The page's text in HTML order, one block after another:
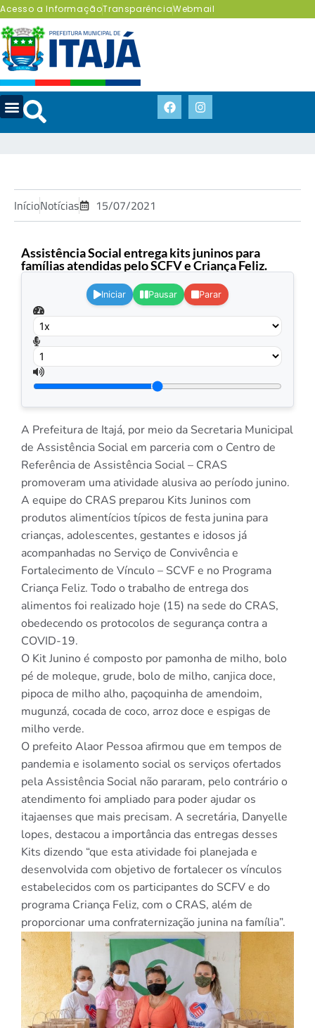
Acesso a InformaçãoTransparênciaWebmail
InícioNotícias 15/07/2021
Assistência Social entrega kits juninos para
famílias atendidas pelo SCFV e Criança Feliz.
Iniciar Pausar Parar
A Prefeitura de Itajá, por meio da Secretaria Municipal
de Assistência Social em parceria com o Centro de
Referência de Assistência Social – CRAS
promoveram uma atividade alusiva ao período junino.
A equipe do CRAS preparou Kits Juninos com
produtos alimentícios típicos de festa junina para
crianças, adolescentes, gestantes e idosos já
acompanhadas no Serviço de Convivência e
Fortalecimento de Vínculo – SCVF e no Programa
Criança Feliz. Todo o trabalho de entrega dos
alimentos foi realizado hoje (15) na sede do CRAS,
obedecendo os protocolos de segurança contra a
COVID-19.
O Kit Junino é composto por pamonha de milho, bolo
pé de moleque, grude, bolo de milho, canjica doce,
pipoca de milho alho, paçoquinha de amendoim,
mugunzá, cocada de coco, arroz doce e espigas de
milho verde.
O prefeito Alaor Pessoa afirmou que em tempos de
pandemia e isolamento social os serviços ofertados
pela Assistência Social não pararam, pelo contrário o
atendimento foi ampliado para poder ajudar os
itajaenses que mais precisam. A secretária, Danyelle
lopes, destacou a importância das entregas desses
Kits dizendo “que esta atividade foi planejada e
desenvolvida com objetivo de fortalecer os vínculos
estabelecidos com os participantes do SCFV e do
programa Criança Feliz, com o CRAS, além de
proporcionar uma confraternização junina na família”.